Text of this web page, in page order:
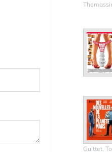
Guittet,